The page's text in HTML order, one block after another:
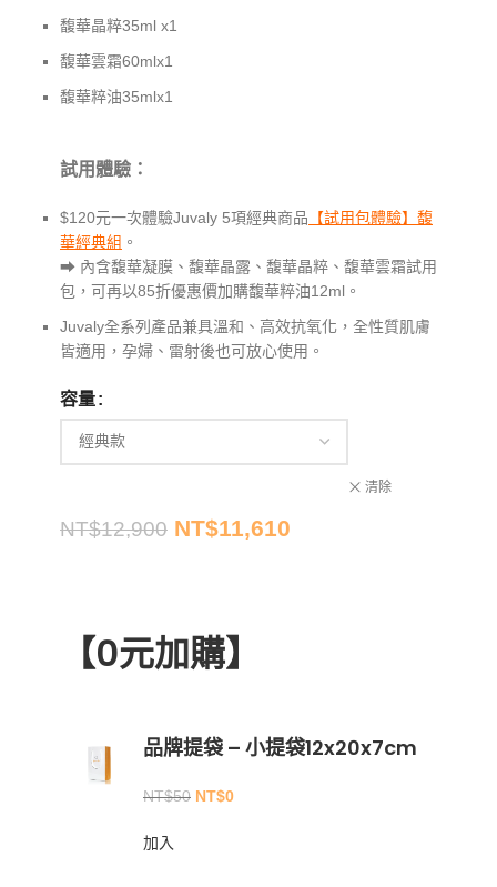
馥華晶粹35ml x1
馥華雲霜60mlx1
馥華粹油35mlx1
試用體驗：
$120元一次體驗Juvaly 5項經典商品 【試用包體驗】馥
華經典組 。
⮕ 內含馥華凝膜、馥華晶露、馥華晶粹、馥華雲霜試用
包，可再以85折優惠價加購馥華粹油12ml。
Juvaly全系列產品兼具溫和、高效抗氧化，全性質肌膚
皆適用，孕婦、雷射後也可放心使用。
容量
清除
NT$12,900 NT$11,610
【0元加購】
品牌提袋 – 小提袋12x20x7cm
NT$50 NT$0
加入